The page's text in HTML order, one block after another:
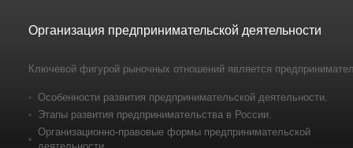
Организация предпринимательской деятельности
Ключевой фигурой рыночных отношений является
Особенности развития предпринимательской деятельности.
Этапы развития предпринимательства в России.
Организационно-правовые формы предпринимательской